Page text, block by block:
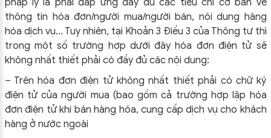
pháp lý là phải đáp ứng đầy đủ các tiêu chí cơ bản về
thông tin hóa đơn/người mua/người bán, nội dung hàng
hóa dịch vụ… Tuy nhiên, tại Khoản 3 Điều 3 của Thông tư thì
trong một số trường hợp dưới đây hóa đơn điện tử sẽ
không nhất thiết phải có đầy đủ các nội dung:
– Trên hóa đơn điện tử không nhất thiết phải có chữ ký
điện tử của người mua (bao gồm cả trường hợp lập hóa
đơn điện tử khi bán hàng hóa, cung cấp dịch vụ cho khách
hàng ở nước ngoài